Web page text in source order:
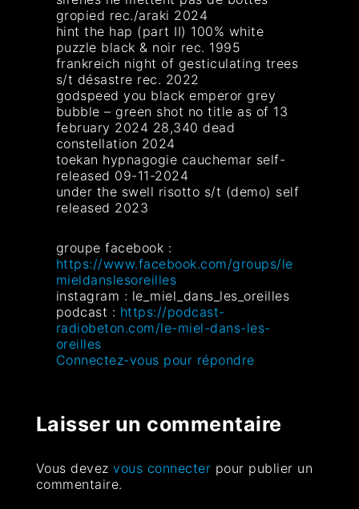
gropied rec./araki 2024
hint the hap (part II) 100% white
puzzle black & noir rec. 1995
frankreich night of gesticulating trees
s/t désastre rec. 2022
godspeed you black emperor grey
bubble – green shot no title as of 13
february 2024 28,340 dead
constellation 2024
toekan hypnagogie cauchemar self-
released 09-11-2024
under the swell risotto s/t (demo) self
released 2023
groupe facebook :
https://www.facebook.com/groups/le
mieldanslesoreilles
instagram : le_miel_dans_les_oreilles
podcast : https://podcast-
radiobeton.com/le-miel-dans-les-
oreilles
Connectez-vous pour répondre
Laisser un commentaire
Vous devezvous connecter pour publier un
commentaire.